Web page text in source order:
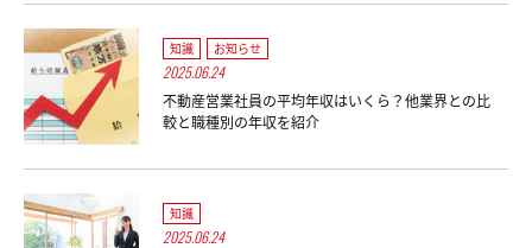
知識 お知らせ
2025.06.24
不動産営業社員の平均年収はいくら？他業界との比
較と職種別の年収を紹介
知識
2025.06.24